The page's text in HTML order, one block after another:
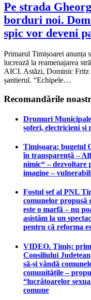
Pe strada
borduri noi.
spic vor deveni
Primarul Timișoarei anunța
lucrează la reamenajarea
AICI. Astăzi, Dominic Fritz
șantierul. “Echipele…
Recomandările
Drumuri Municipale
șoferi, electricieni
Timișoara: bugetul
în transparență –
nimic“ – dezvoltare
imagine –
Fostul șef al PNL
comunelor propusă
este o marfă – nu
asistăm la un
pentru că reforma
VIDEO. Timiș:
Consiliului
să-și vândă
comunitățile –
“lucrătoarelor
comune